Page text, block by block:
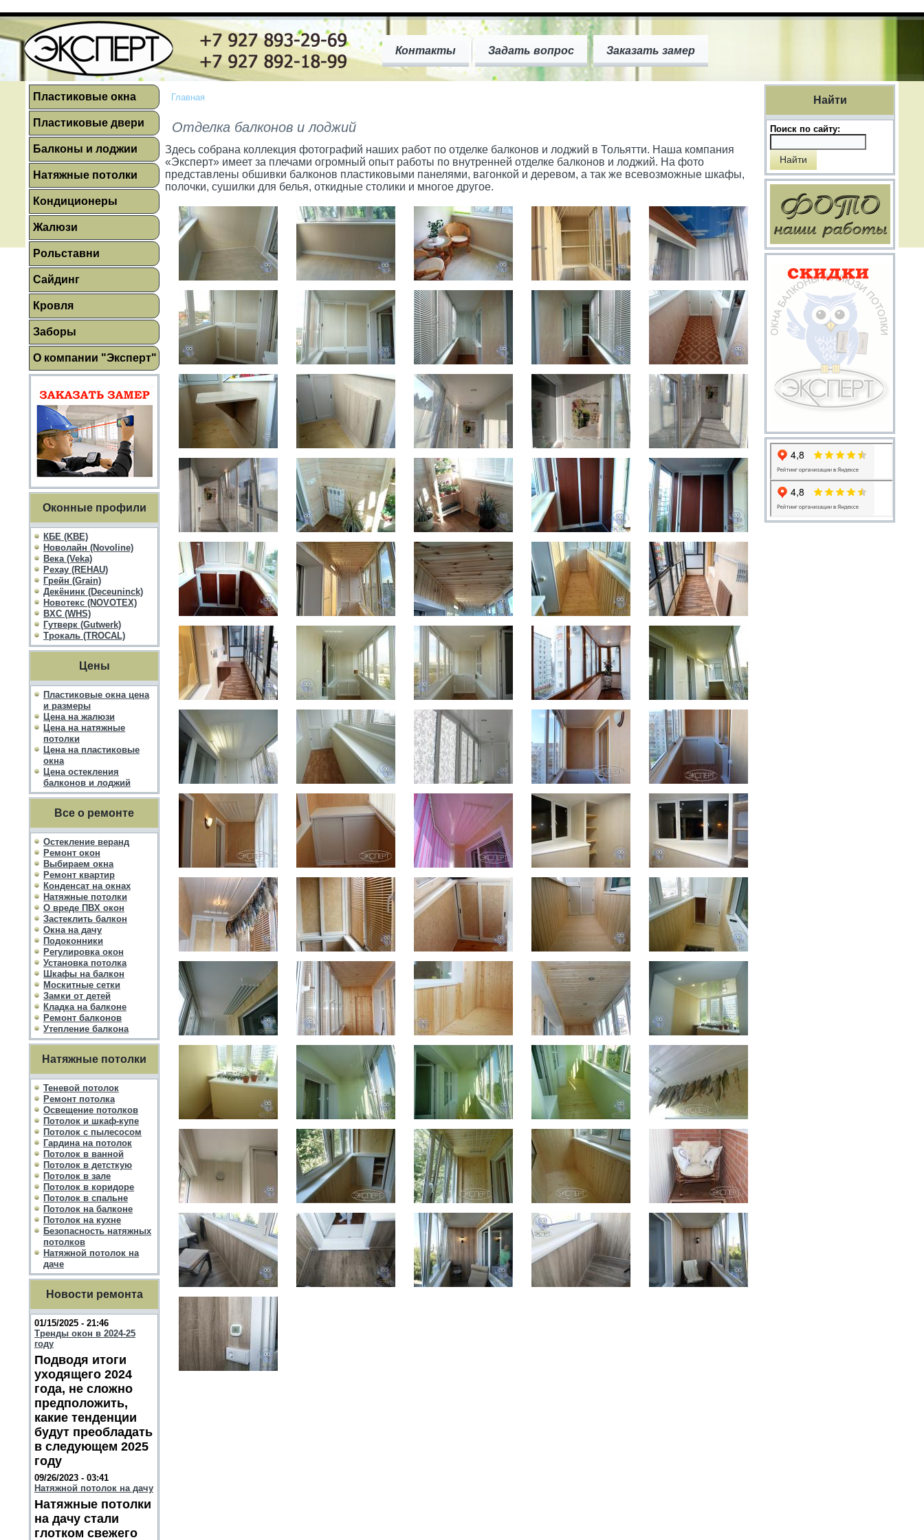
Контакты Задать вопрос Заказать замер
Пластиковые окна
Пластиковые двери
Балконы и лоджии
Натяжные потолки
Кондиционеры
Жалюзи
Рольставни
Сайдинг
Кровля
Заборы
О компании "Эксперт"
Оконные профили
КБЕ (KBE)
Новолайн (Novoline)
Века (Veka)
Рехау (REHAU)
Грейн (Grain)
Декёнинк (Deceuninck)
Новотекс (NOVOTEX)
ВХС (WHS)
Гутверк (Gutwerk)
Трокаль (TROCAL)
Цены
Пластиковые окна цена
и размеры
Цена на жалюзи
Цена на натяжные
потолки
Цена на пластиковые
окна
Цена остекления
балконов и лоджий
Все о ремонте
Остекление веранд
Ремонт окон
Выбираем окна
Ремонт квартир
Конденсат на окнах
Натяжные потолки
О вреде ПВХ окон
Застеклить балкон
Окна на дачу
Подоконники
Регулировка окон
Установка потолка
Шкафы на балкон
Москитные сетки
Замки от детей
Кладка на балконе
Ремонт балконов
Утепление балкона
Натяжные потолки
Теневой потолок
Ремонт потолка
Освещение потолков
Потолок и шкаф-купе
Потолок с пылесосом
Гардина на потолок
Потолок в ванной
Потолок в детсткую
Потолок в зале
Потолок в коридоре
Потолок в спальне
Потолок на балконе
Потолок на кухне
Безопасность натяжных
потолков
Натяжной потолок на
даче
Новости ремонта
01/15/2025 - 21:46
Тренды окон в 2024-25
году
Подводя итоги
уходящего 2024
года, не сложно
предположить,
какие тенденции
будут преобладать
в следующем 2025
году
09/26/2023 - 03:41
Натяжной потолок на дачу
Натяжные потолки
на дачу стали
глотком свежего
Главная
Отделка балконов и лоджий
Здесь собрана коллекция фотографий наших работ по отделке балконов и лоджий в Тольятти. Наша компания
«Эксперт» имеет за плечами огромный опыт работы по внутренней отделке балконов и лоджий. На фото
представлены обшивки балконов пластиковыми панелями, вагонкой и деревом, а так же всевозможные шкафы,
полочки, сушилки для белья, откидные столики и многое другое.
Найти
Поиск по сайту: